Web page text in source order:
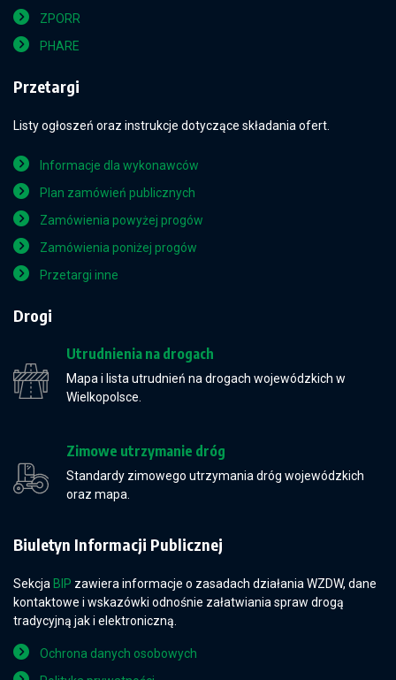
ZPORR
PHARE
Przetargi
Listy ogłoszeń oraz instrukcje dotyczące składania ofert.
Informacje dla wykonawców
Plan zamówień publicznych
Zamówienia powyżej progów
Zamówienia poniżej progów
Przetargi inne
Drogi
Utrudnienia na drogach
Mapa i lista utrudnień na drogach wojewódzkich w
Wielkopolsce.
Zimowe utrzymanie dróg
Standardy zimowego utrzymania dróg wojewódzkich
oraz mapa.
Biuletyn Informacji Publicznej
Sekcja BIP zawiera informacje o zasadach działania WZDW, dane
kontaktowe i wskazówki odnośnie załatwiania spraw drogą
tradycyjną jak i elektroniczną.
Ochrona danych osobowych